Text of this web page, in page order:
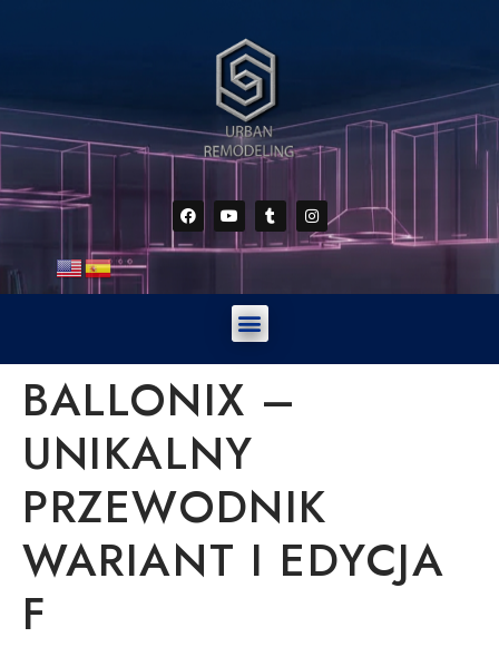
BALLONIX –
UNIKALNY
PRZEWODNIK
WARIANT I EDYCJA
F